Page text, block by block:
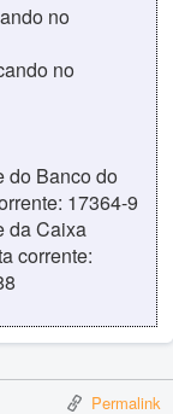
no
no
do Banco do
17364-9
da Caixa
corrente:
Permalink